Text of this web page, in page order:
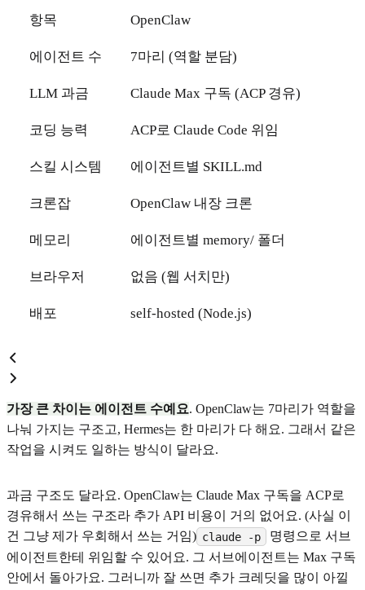
항목 OpenClaw
에이전트 수 7마리 (역할 분담)
LLM 과금 Claude Max 구독 (ACP 경유)
코딩 능력 ACP로 Claude Code 위임
스킬 시스템 에이전트별 SKILL.md
크론잡 OpenClaw 내장 크론
메모리 에이전트별 memory/ 폴더
브라우저 없음 (웹 서치만)
배포 self-hosted (Node.js)
가장 큰 차이는 에이전트 수예요. OpenClaw는 7마리가 역할을
나눠 가지는 구조고, Hermes는 한 마리가 다 해요. 그래서 같은
작업을 시켜도 일하는 방식이 달라요.
과금 구조도 달라요. OpenClaw는 Claude Max 구독을 ACP로
경유해서 쓰는 구조라 추가 API 비용이 거의 없어요. (사실 이
건 그냥 제가 우회해서 쓰는 거임) claude -p
명령으로 서브
에이전트한테 위임할 수 있어요. 그 서브에이전트는 Max 구독
안에서 돌아가요. 그러니까 잘 쓰면 추가 크레딧을 많이 아낄